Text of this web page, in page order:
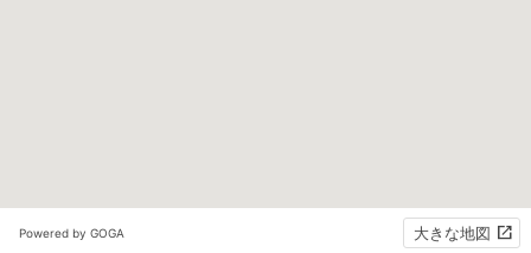
Powered by GOGA 大きな地図